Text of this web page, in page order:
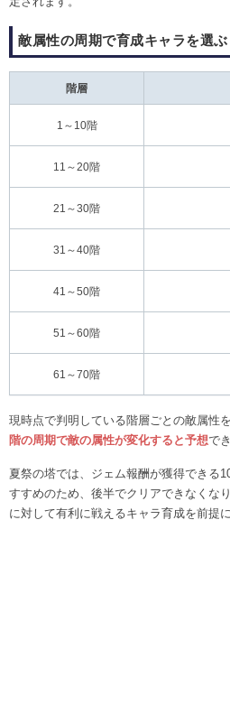
敵属性の周期で育成キャラを選ぶ
階層
1～10階
11～20階
21～30階
31～40階
41～50階
51～60階
61～70階
現時点で判明している階層ごとの敵属性
階の周期で敵の属性が変化すると予想で
夏祭の塔では、ジェム報酬が獲得できる
すすめのため、後半でクリアできなくな
に対して有利に戦えるキャラ育成を前提